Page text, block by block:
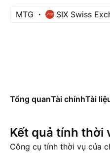
MTG SIX Swiss
Tổng quanTài chínhTài
Kết quả tính thời
Công cụ tính thời vụ của